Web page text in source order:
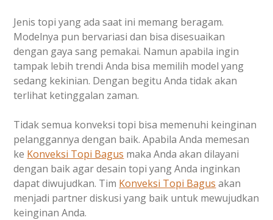
Jenis topi yang ada saat ini memang beragam.
Modelnya pun bervariasi dan bisa disesuaikan
dengan gaya sang pemakai. Namun apabila ingin
tampak lebih trendi Anda bisa memilih model yang
sedang kekinian. Dengan begitu Anda tidak akan
terlihat ketinggalan zaman.
Tidak semua konveksi topi bisa memenuhi keinginan
pelanggannya dengan baik. Apabila Anda memesan
ke Konveksi Topi Bagus maka Anda akan dilayani
dengan baik agar desain topi yang Anda inginkan
dapat diwujudkan. Tim Konveksi Topi Bagus akan
menjadi partner diskusi yang baik untuk mewujudkan
keinginan Anda.